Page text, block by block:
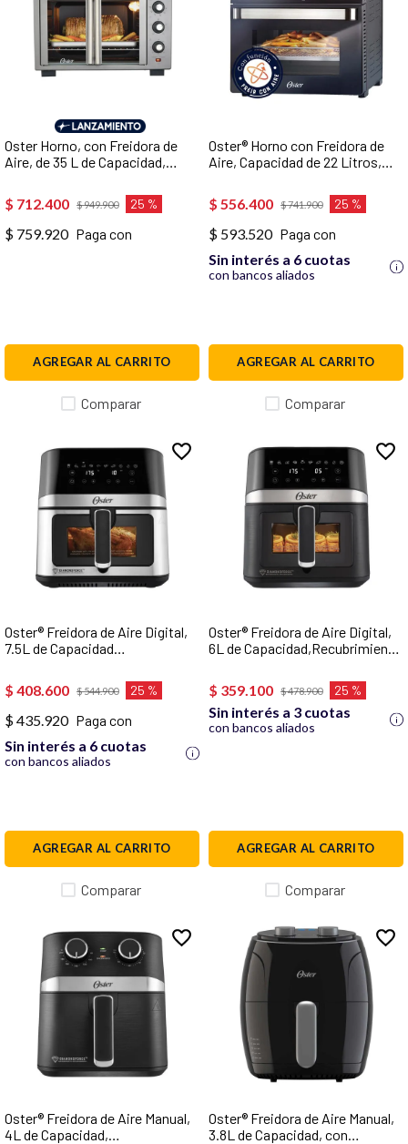
Oster Horno, con Freidora de
Aire, de 35 L de Capacidad,
TSSTTV35FDMAFNS-013
$ 712.400 $949.900 25 %
$ 759.920 Paga con
AGREGAR AL CARRITO
Comparar
Oster® Horno con Freidora de
Aire, Capacidad de 22 Litros,
Negro, TSSTTVMAF1NS
$ 556.400 $741.900 25 %
$ 593.520 Paga con
Sin interés a 6 cuotas
con bancos aliados
AGREGAR AL CARRITO
Comparar
Oster® Freidora de Aire Digital,
7.5L de Capacidad
DiamondForce, 10 Programas
Automáticos,
CKSTAF75WDSSDF
$ 408.600 $544.900 25 %
$ 435.920 Paga con
Sin interés a 6 cuotas
con bancos aliados
AGREGAR AL CARRITO
Comparar
Oster® Freidora de Aire Digital,
6L de Capacidad,Recubrimiento
Ventana y Luz Interna, 10
Programas Automáticos,
CKSTAF60WDDF
$ 359.100 $478.900 25 %
Sin interés a 3 cuotas
con bancos aliados
AGREGAR AL CARRITO
Comparar
Oster® Freidora de Aire Manual,
4L de Capacidad,
Oster® Freidora de Aire Manual,
3.8L de Capacidad, con